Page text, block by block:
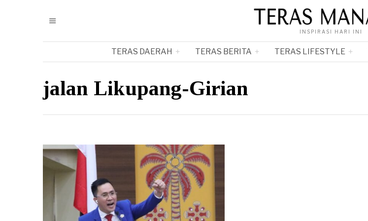
INSPIRASI HARI INI
TERAS DAERAH TERAS BERITA TERAS LIFESTYLE
jalan Likupang-Girian